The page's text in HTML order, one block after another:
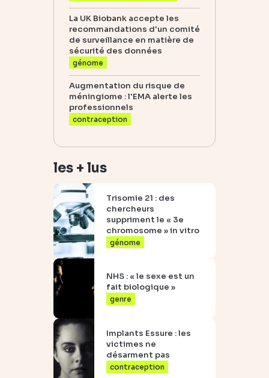
La UK Biobank accepte les
recommandations d'un comité
de surveillance en matière de
sécurité des données
génome
Augmentation du risque de
méningiome : l'EMA alerte les
professionnels
contraception
les + lus
Trisomie 21 : des
chercheurs
suppriment le « 3e
chromosome » in vitro
génome
NHS : « le sexe est un
fait biologique »
genre
Implants Essure : les
victimes ne
désarment pas
contraception